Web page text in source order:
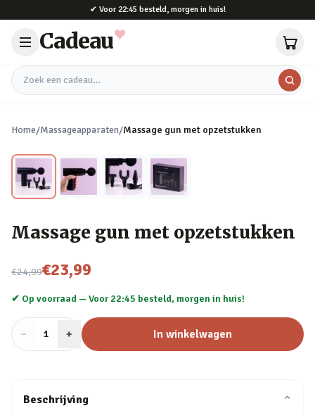
✔ Voor 22:45 besteld, morgen in huis!
Cadeau
Zoek een cadeau
Home/Massageapparaten/Massage gun met opzetstukken
Massage gun met opzetstukken
€24,99
Nu voor€23,99
✔ Op voorraad —Voor 22:45 besteld, morgen in huis!
− Aantal
1 + In winkelwagen
Beschrijving ⌄